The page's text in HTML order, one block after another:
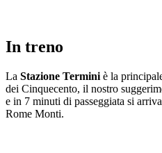
In treno
La Stazione Termini è la
dei Cinquecento, il nostro
e in 7 minuti di passeggiata si
Rome Monti.